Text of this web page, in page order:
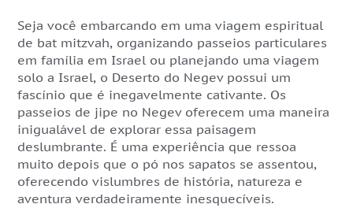
Seja você embarcando em uma viagem espiritual
de bat mitzvah, organizando passeios particulares
em família em Israel ou planejando uma viagem
solo a Israel, o Deserto do Negev possui um
fascínio que é inegavelmente cativante. Os
passeios de jipe no Negev oferecem uma maneira
inigualável de explorar essa paisagem
deslumbrante. É uma experiência que ressoa
muito depois que o pó nos sapatos se assentou,
oferecendo vislumbres de história, natureza e
aventura verdadeiramente inesquecíveis.